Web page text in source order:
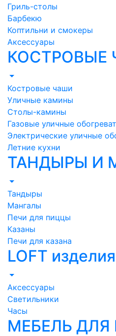
Гриль-столы
Барбекю
Коптильни и смокеры
Аксессуары
Костровые чаши
Уличные камины
Столы-камины
Газовые уличные
Электрические уличные
Летние кухни
ТАНДЫРЫ И
Тандыры
Мангалы
Печи для пиццы
Казаны
Печи для казана
LOFT изделия
Аксессуары
Светильники
Часы
МЕБЕЛЬ ДЛЯ